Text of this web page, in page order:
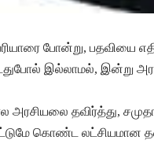
போன்று, பதவியை
இல்லாமல், இன்று
அரசியலை தவிர்த்து,
கொண்ட லட்சியமான